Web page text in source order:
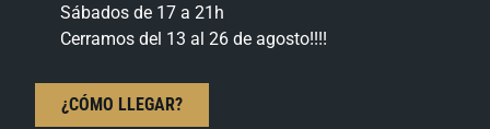
Sábados de 17 a 21h
Cerramos del 13 al 26 de agosto!!!!
¿CÓMO LLEGAR?